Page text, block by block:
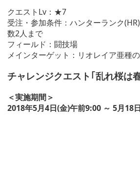
クエストLv：★7
受注・参加条件：ハンターランク
数2人まで
フィールド：闘技場
メインターゲット：リオレイア亜種
チャレンジクエスト｢乱れ桜は
＜実施期間＞
2018年5月4日(金)午前9:00 ～ 5月18